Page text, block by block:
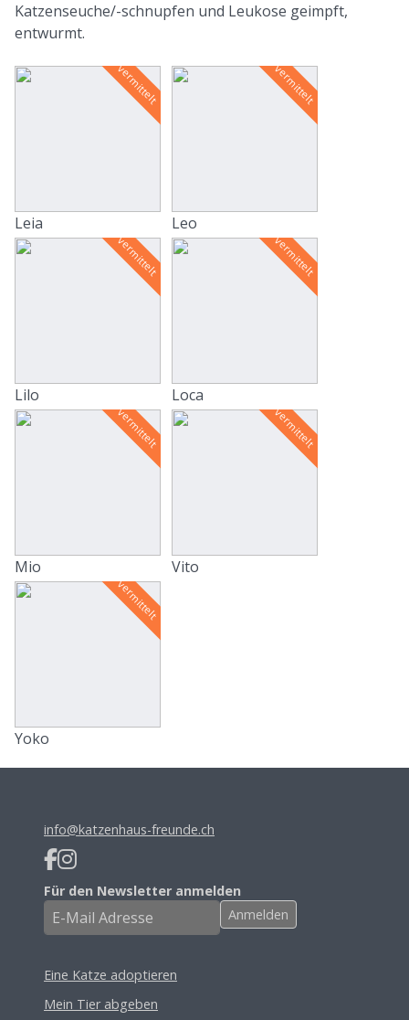
Katzenseuche/-schnupfen und Leukose geimpft,
entwurmt.
vermittelt
Leia
vermittelt
Leo
vermittelt
Lilo
vermittelt
Loca
vermittelt
Mio
vermittelt
Vito
vermittelt
Yoko
info@katzenhaus-freunde.ch
Für den Newsletter anmelden
Eine Katze adoptieren
Mein Tier abgeben